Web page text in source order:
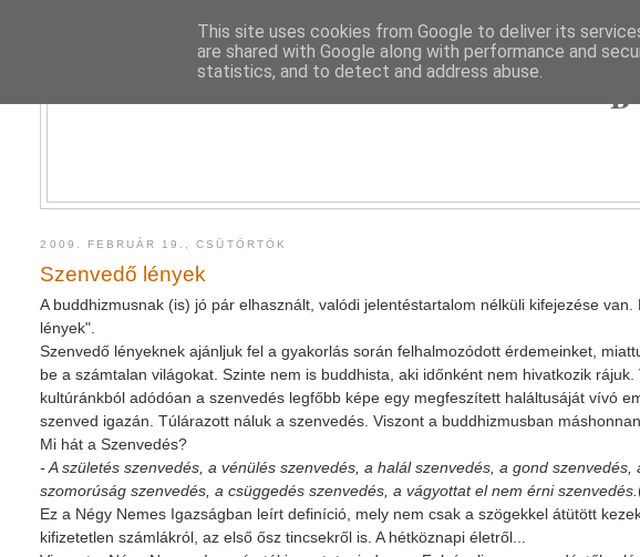
2009. FEBRUÁR 19., CSÜTÖRTÖK
Szenvedő lények
A buddhizmusnak (is) jó pár elhasznált, valódi jelentéstartalom nélküli kifejezése
lények".
Szenvedő lényeknek ajánljuk fel a gyakorlás során felhalmozódott érdemeinket,
be a számtalan világokat. Szinte nem is buddhista, aki időnként nem hivatkozik
kultúránkból adódóan a szenvedés legfőbb képe egy megfeszített haláltusáját vívó
szenved igazán. Túlárazott náluk a szenvedés. Viszont a buddhizmusban
Mi hát a Szenvedés?
- A születés szenvedés, a vénülés szenvedés, a halál szenvedés, a gond
szomorúság szenvedés, a csüggedés szenvedés, a vágyottat el nem érni szenvedés.
Ez a Négy Nemes Igazságban leírt definíció, mely nem csak a szögekkel átütött
kifizetetlen számlákról, az első ősz tincsekről is. A hétköznapi életről...
This site uses cookies from Google to deliver its
are shared with Google along with performance and
statistics, and to detect and address abuse.